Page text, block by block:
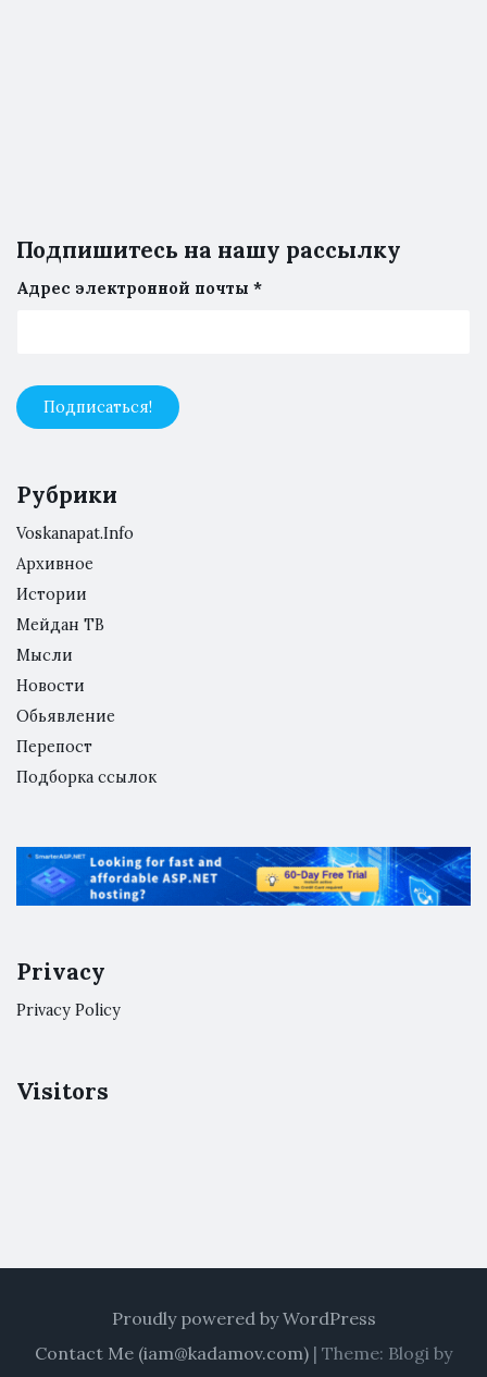
Подпишитесь на нашу рассылку
Адрес электронной почты *
Рубрики
Voskanapat.Info
Архивное
Истории
Мейдан ТВ
Мысли
Новости
Обьявление
Перепост
Подборка ссылок
Privacy
Privacy Policy
Visitors
Proudly powered by WordPress
Contact Me (iam@kadamov.com) | Theme: Blogi by